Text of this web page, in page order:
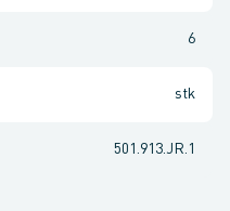
6
stk
501.913.JR.1